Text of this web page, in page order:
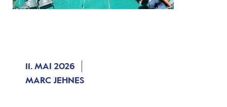
11. MAI 2026
MARC JEHNES